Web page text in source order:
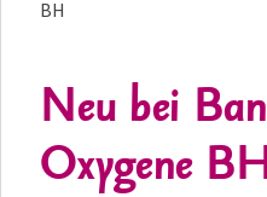
BH
Neu bei
Oxygene